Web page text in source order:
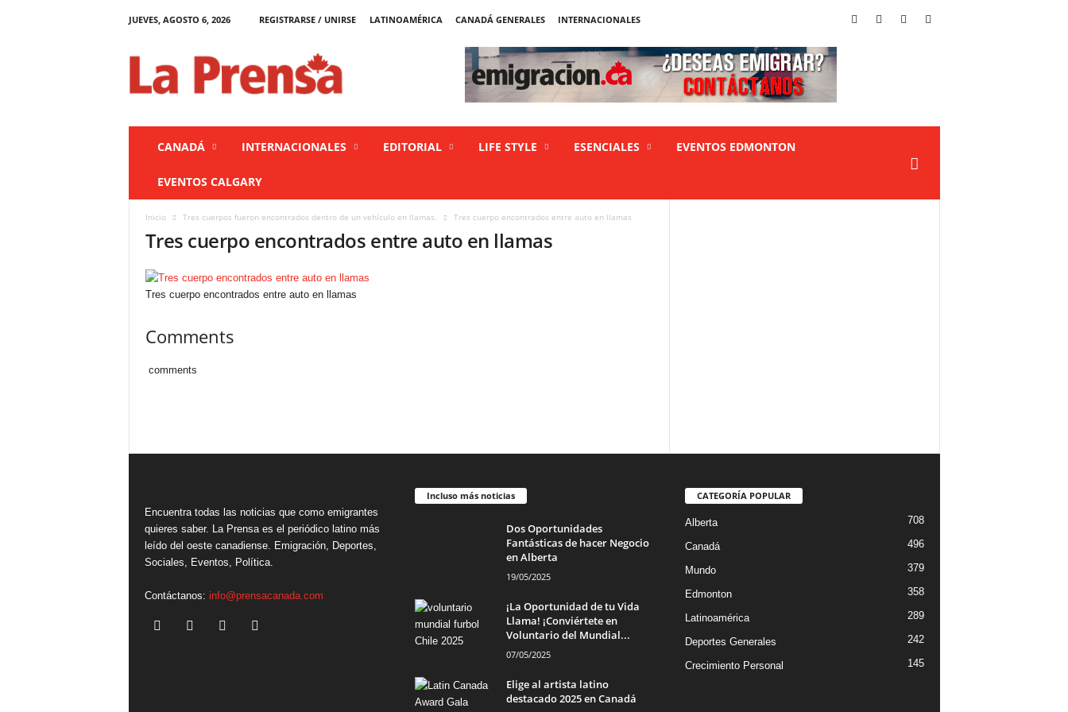
JUEVES, AGOSTO 6, 2026 REGISTRARSE / UNIRSE LATINOAMÉRICA CANADÁ GENERALES
INTERNACIONALES
a
CANADÁ INTERNACIONALES EDITORIAL LIFE STYLE ESENCIALES EVENTOS EDMONTON
EVENTOS CALGARY
Inicio Tres cuerpos fueron encontrados dentro de un vehículo en llamas. Tres cuerpo encontrados entre auto en llamas
Tres cuerpo encontrados entre auto en llamas
Tres cuerpo encontrados entre auto en llamas
Comments
comments
Encuentra todas las noticias que como emigrantes
quieres saber. La Prensa es el periódico latino más
leído del oeste canadiense. Emigración, Deportes,
Sociales, Eventos, Política.
Contáctanos: info@prensacanada.com
Incluso más noticias
Dos Oportunidades
Fantásticas de hacer Negocio
en Alberta
19/05/2025
¡La Oportunidad de tu Vida
Llama! ¡Conviértete en
Voluntario del Mundial...
07/05/2025
Elige al artista latino
destacado 2025 en Canadá
CATEGORÍA POPULAR
Alberta 708
Canadá 496
Mundo 379
Edmonton 358
Latinoamérica 289
Deportes Generales 242
Crecimiento Personal 145